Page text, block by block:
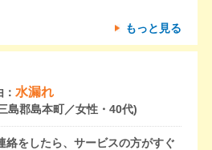
もっと見る
水漏れ
島郡島本町／女性・40代)
絡をしたら、サービスの方がすぐ